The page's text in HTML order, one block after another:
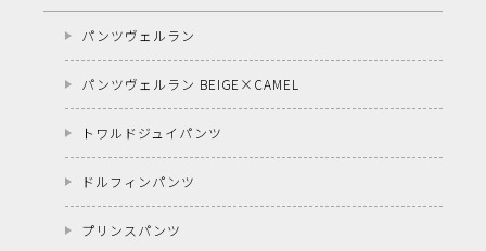
パンツヴェルラン
パンツヴェルラン BEIGE×CAMEL
トワルドジュイパンツ
ドルフィンパンツ
プリンスパンツ